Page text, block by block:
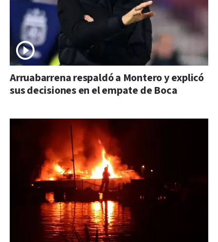
Arruabarrena respaldó a Montero y explicó
sus decisiones en el empate de Boca